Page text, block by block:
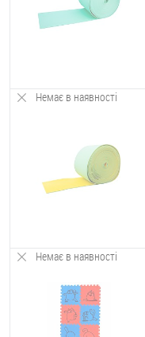
Немає в наявності
Немає в наявності